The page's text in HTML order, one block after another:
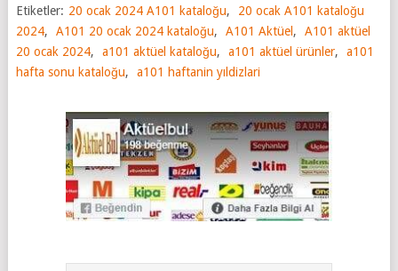
Etiketler: 20 ocak 2024 A101 kataloğu,
20 ocak A101 kataloğu
2024, A101 20 ocak 2024 kataloğu, A101 Aktüel ,
A101 aktüel
20 ocak 2024, a101 aktüel kataloğu, a101 aktüel ürünler,
a101
hafta sonu kataloğu, a101 haftanin yıldizlari